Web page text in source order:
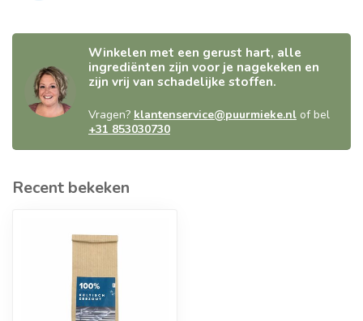
Winkelen met een gerust hart, alle
ingrediënten zijn voor je nagekeken en
zijn vrij van schadelijke stoffen.
Vragen? klantenservice@puurmieke.nl of bel
+31 853030730
Recent bekeken